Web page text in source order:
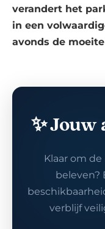
verandert het
in een
avonds de
✨
Klaar om
beleven?
verblijf